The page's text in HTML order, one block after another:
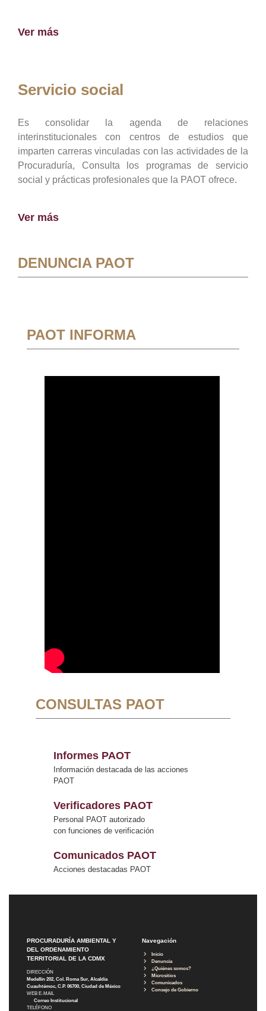
Ver más
Servicio social
Es consolidar la agenda de relaciones
interinstitucionales con centros de estudios que
imparten carreras vinculadas con las actividades de la
Procuraduría, Consulta los programas de servicio
social y prácticas profesionales que la PAOT ofrece.
Ver más
DENUNCIA PAOT
PAOT INFORMA
CONSULTAS PAOT
Informes PAOT
Información destacada de las acciones
PAOT
Verificadores PAOT
Personal PAOT autorizado
con funciones de verificación
Comunicados PAOT
Acciones destacadas PAOT
PROCURADURÍA AMBIENTAL Y
DEL ORDENAMIENTO
TERRITORIAL DE LA CDMX
DIRECCIÓN
Medellín 202, Col. Roma Sur, Alcaldía
Cuauhtémoc, C.P. 06700, Ciudad de México
WEB E-MAIL
Correo Institucional
TELÉFONO
Navegación
Inicio
Denuncia
¿Quiénes somos?
Micrositios
Comunicados
Consejo de Gobierno